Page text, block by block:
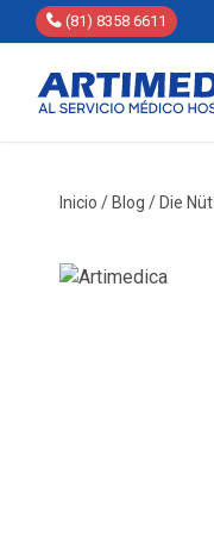
(81) 8358 6611
Inicio / Blog / Die